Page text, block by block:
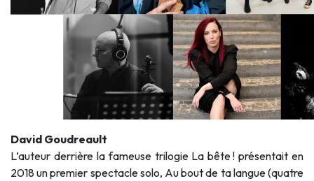
David Goudreault
L’auteur derrière la fameuse trilogie La bête ! présentait en
2018 un premier spectacle solo, Au bout de ta langue (quatre